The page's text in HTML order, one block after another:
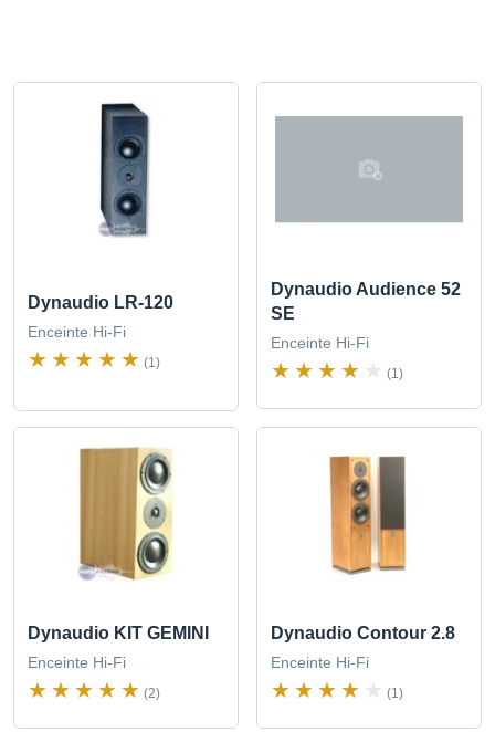
Dynaudio LR-120
Enceinte Hi-Fi
(1)
Dynaudio Audience 52
SE
Enceinte Hi-Fi
(1)
Dynaudio KIT GEMINI
Enceinte Hi-Fi
(2)
Dynaudio Contour 2.8
Enceinte Hi-Fi
(1)